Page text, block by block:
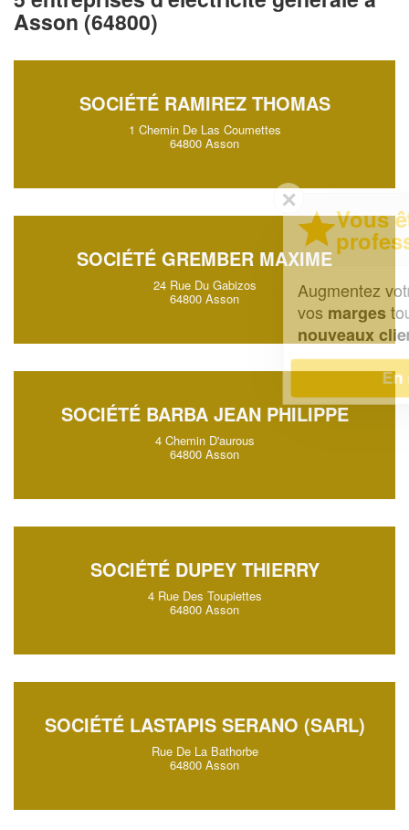
Asson (64800)
SOCIÉTÉ RAMIREZ THOMAS
1 Chemin De Las Coumettes
64800 Asson
SOCIÉTÉ GREMBER MAXIME
24 Rue Du Gabizos
64800 Asson
SOCIÉTÉ BARBA JEAN PHILIPPE
4 Chemin D'aurous
64800 Asson
SOCIÉTÉ DUPEY THIERRY
4 Rue Des Toupiettes
64800 Asson
SOCIÉTÉ LASTAPIS SERANO (SARL)
Rue De La Bathorbe
64800 Asson
Vous êtes un
professionnel ?
Augmentez votrechiffre d'affaireset
tout en gagnant de
En savoir plus